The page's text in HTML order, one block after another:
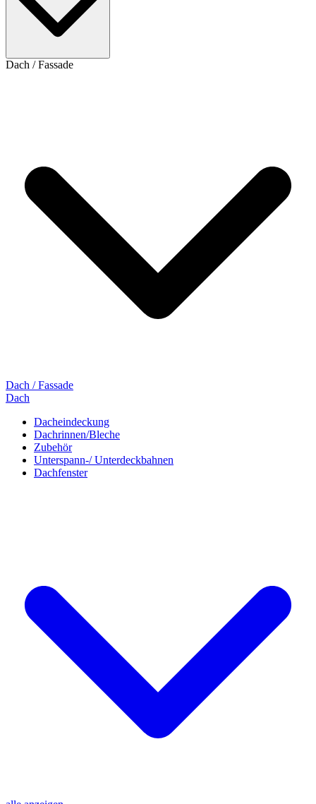
Dach / Fassade
Dach / Fassade
Dach
Dacheindeckung
Dachrinnen/Bleche
Zubehör
Unterspann-/ Unterdeckbahnen
Dachfenster